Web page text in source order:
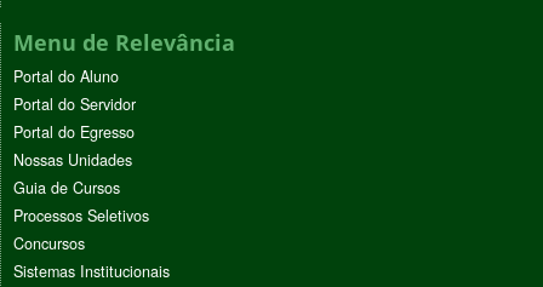
Menu de Relevância
Portal do Aluno
Portal do Servidor
Portal do Egresso
Nossas Unidades
Guia de Cursos
Processos Seletivos
Concursos
Sistemas Institucionais